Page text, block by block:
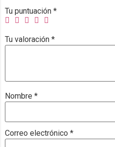
Tu puntuación *
Tu valoración *
Nombre *
Correo electrónico *